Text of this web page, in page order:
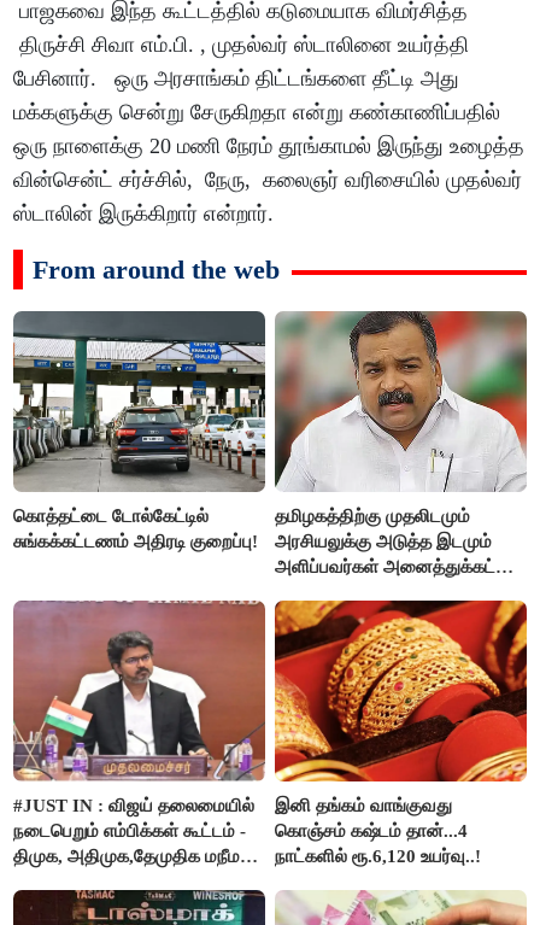
பாஜகவை இந்த கூட்டத்தில் கடுமையாக விமர்சித்த
திருச்சி சிவா எம்.பி. , முதல்வர் ஸ்டாலினை உயர்த்தி
பேசினார். ஒரு அரசாங்கம் திட்டங்களை தீட்டி அது
மக்களுக்கு சென்று சேருகிறதா என்று கண்காணிப்பதில்
ஒரு நாளைக்கு 20 மணி நேரம் தூங்காமல் இருந்து உழைத்த
வின்சென்ட் சர்ச்சில், நேரு, கலைஞர் வரிசையில் முதல்வர்
ஸ்டாலின் இருக்கிறார் என்றார்.
From around the web
கொத்தட்டை டோல்கேட்டில்
சுங்கக்கட்டணம் அதிரடி குறைப்பு!
தமிழகத்திற்கு முதலிடமும்
அரசியலுக்கு அடுத்த இடமும்
அளிப்பவர்கள் அனைத்துக்கட்சி
பங்கேற்பார்கள் - மாணிக்கம்
தாகூர்..!!
#JUST IN : விஜய் தலைமையில்
நடைபெறும் எம்பிக்கள் கூட்டம் -
திமுக, அதிமுக,தேமுதிக மநீம
இனி தங்கம் வாங்குவது
கொஞ்சம் கஷ்டம் தான்...4
நாட்களில் ரூ.6,120 உயர்வு..!